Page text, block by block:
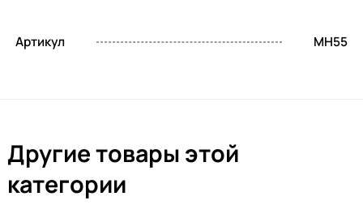
Артикул MH55
Другие товары этой
категории